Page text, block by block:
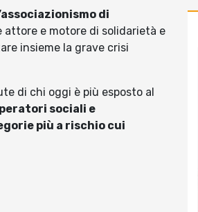
di
attore e motore di solidarietà e
insieme la grave crisi
di chi oggi è più esposto al
sociali e
più a rischio cui